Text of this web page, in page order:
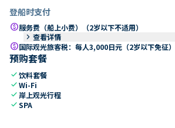
登船时支付
paid服务费（船上小费）（2岁以下不适用）
keyboard_arrow_right 查看详情
paid国际观光旅客税：每人3,000日元（2岁以下免征
预购套餐
check饮料套餐
checkWi-Fi
check 岸上观光行程
checkSPA